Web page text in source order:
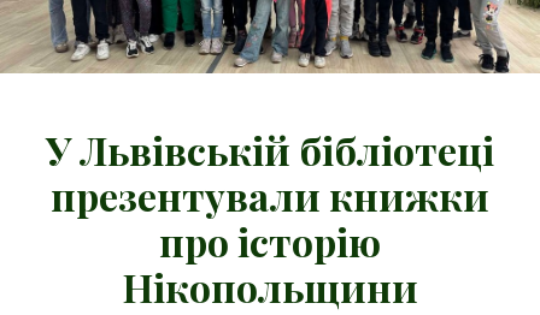
У Львівській бібліотеці
презентували книжки
про історію
Нікопольщини